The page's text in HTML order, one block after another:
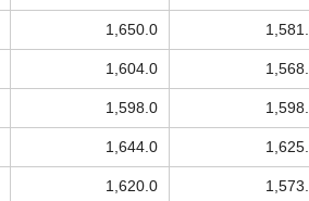
1,650.0
1,604.0
1,598.0
1,644.0
1,620.0